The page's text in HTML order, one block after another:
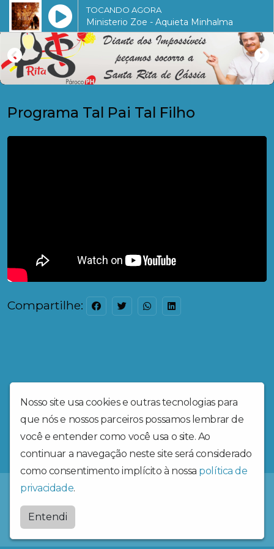
TOCANDO AGORA
Ministerio Zoe - Aquieta Minhalma
Programa Tal Pai Tal Filho
Compartilhe:
Nosso site usa cookies e outras tecnologias para
que nós e nossos parceiros possamos lembrar de
você e entender como você usa o site. Ao
continuar a navegação neste site será considerado
como consentimento implícito à nossa política de
privacidade.
Entendi Radiosantaritadecassia